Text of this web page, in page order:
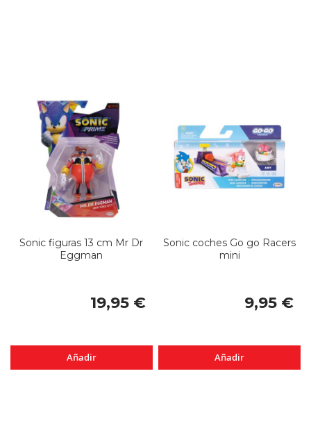
Sonic figuras 13 cm Mr Dr
Eggman
19,95 €
Añadir
Sonic coches Go go Racers
mini
9,95 €
Añadir